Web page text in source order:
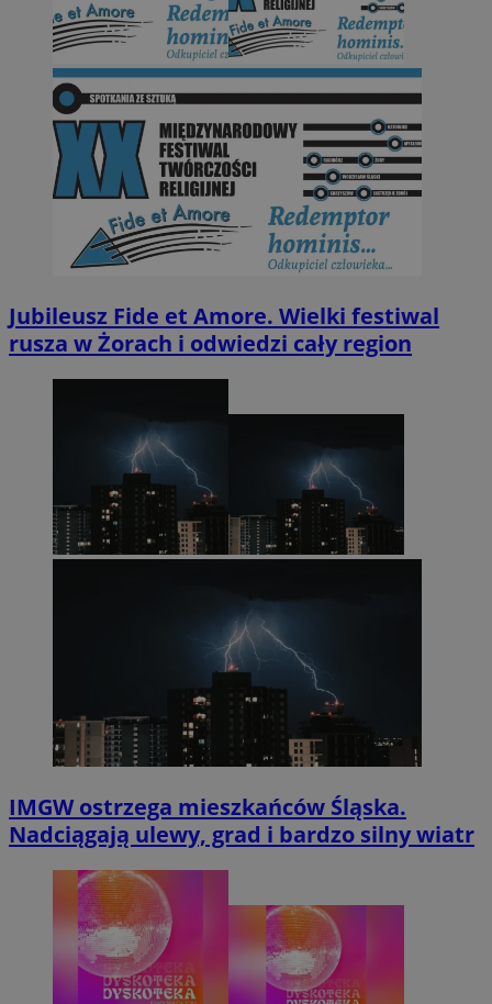
Jubileusz Fide et Amore. Wielki festiwal
rusza w Żorach i odwiedzi cały region
IMGW ostrzega mieszkańców Śląska.
Nadciągają ulewy, grad i bardzo silny wiatr